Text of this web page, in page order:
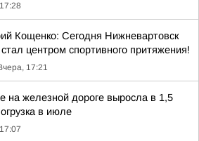
Кощенко: Сегодня Нижневартовск
центром спортивного притяжения!
17:21
на железной дороге выросла в 1,5
в июле